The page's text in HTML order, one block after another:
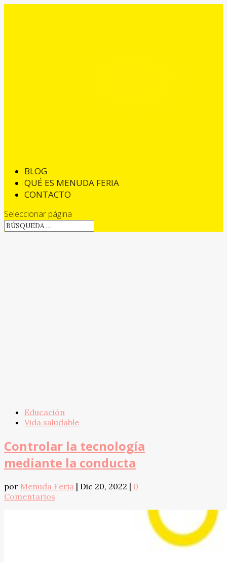
BLOG
QUÉ ES MENUDA FERIA
CONTACTO
Seleccionar página
Educación
Vida saludable
Controlar la tecnología
mediante la conducta
por Menuda Feria | Dic 20, 2022 | 0
Comentarios